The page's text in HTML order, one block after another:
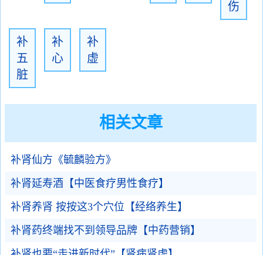
伤
补
五
脏
补
心
补
虚
相关文章
补肾仙方《毓麟验方》
补肾延寿酒【中医食疗男性食疗】
补肾养肾 按按这3个穴位【经络养生】
补肾药终端找不到领导品牌【中药营销】